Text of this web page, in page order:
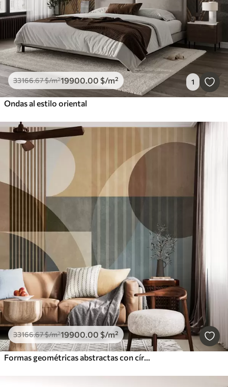
33166.67$/m²19900.00 $/m² 1
Ondas al estilo oriental
33166.67$/m²19900.00 $/m²
Formas geométricas abstractas con círculos y líneas, tonos tierra apagados, composición con texturas y capas